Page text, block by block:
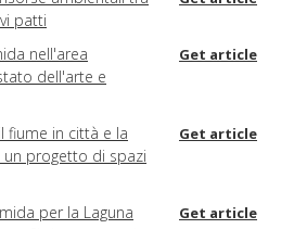
patti
nell'area
dell'arte e
Get article
fiume in città e la
progetto di spazi
Get article
per la Laguna
Get article